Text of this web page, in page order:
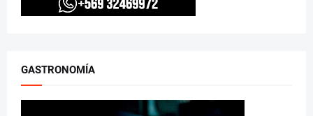
GASTRONOMÍA